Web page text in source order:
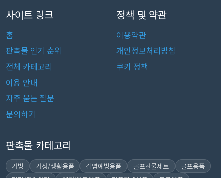
사이트 링크
홈
판촉물 인기 순위
전체 카테고리
이용 안내
자주 묻는 질문
문의하기
정책 및 약관
이용약관
개인정보처리방침
쿠키 정책
판촉물 카테고리
가방 가정/생활용품 감염예방용품 골프선물세트
골프용품